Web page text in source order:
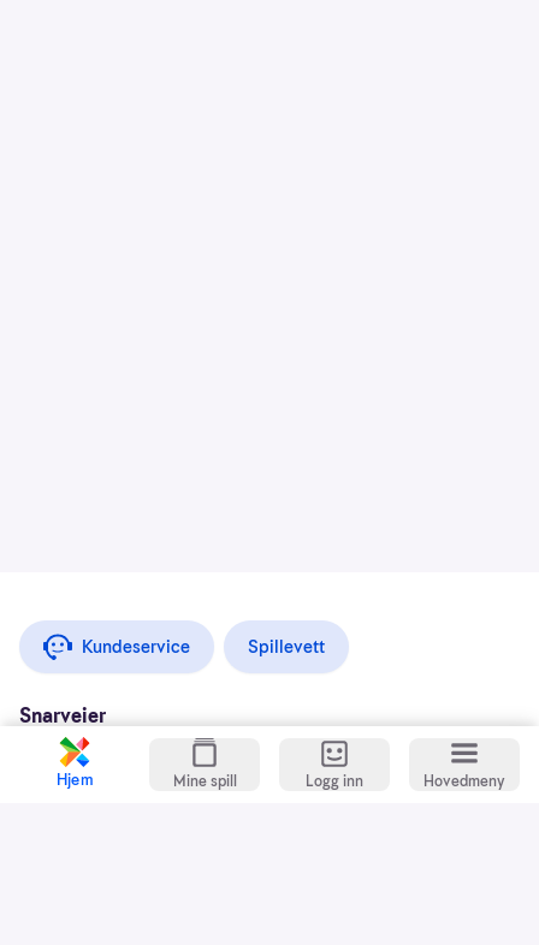
Hjem Mine spill Logg inn Hovedmeny
Kundeservice Spillevett
Snarveier
Grasrotandelen
Dette er Norsk Tipping